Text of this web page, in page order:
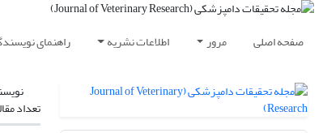
صفحه اصلی مرور اطلاعات نشریه راهنمای
تعداد